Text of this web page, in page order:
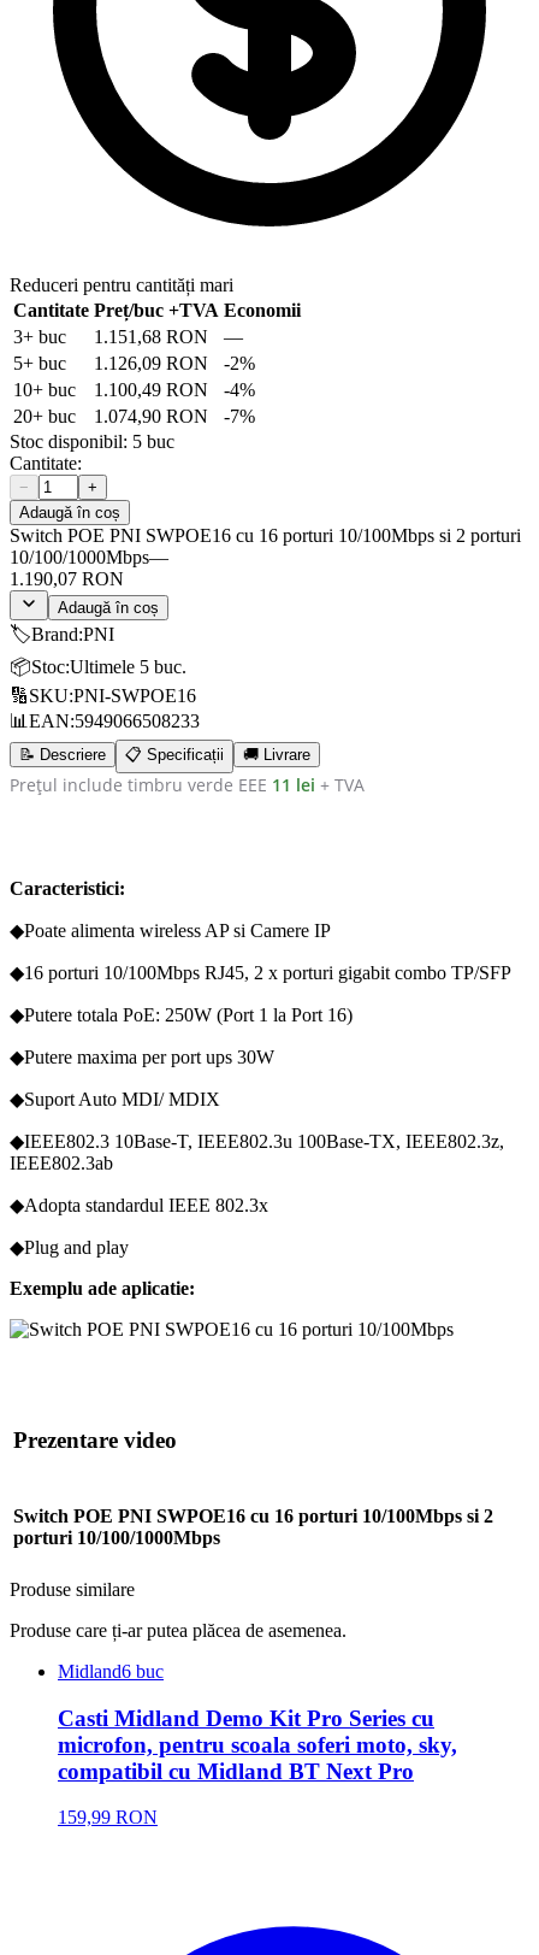
Reduceri pentru cantități mari
Cantitate Preț/buc +TVA Economii
3+ buc 1.151,68 RON
—
5+ buc 1.126,09 RON -2%
10+ buc 1.100,49 RON -4%
20+ buc 1.074,90 RON -7%
Stoc disponibil: 5 buc
Cantitate:
−
+
Adaugă în coș
Switch POE PNI SWPOE16 cu 16 porturi 10/100Mbps si 2 porturi
10/100/1000Mbps—
1.190,07 RON
Adaugă în coș
🏷️Brand:PNI
📦Stoc:Ultimele 5 buc.
🔢SKU:PNI-SWPOE16
📊 EAN:5949066508233
📝 Descriere 📋 Specificații 🚚 Livrare
Prețul include timbru verde EEE 11 lei + TVA
Caracteristici:
◆Poate alimenta wireless AP si Camere IP
◆16 porturi 10/100Mbps RJ45, 2 x porturi gigabit combo TP/SFP
◆Putere totala PoE: 250W (Port 1 la Port 16)
◆Putere maxima per port ups 30W
◆Suport Auto MDI/ MDIX
◆IEEE802.3 10Base-T, IEEE802.3u 100Base-TX, IEEE802.3z,
IEEE802.3ab
◆Adopta standardul IEEE 802.3x
◆Plug and play
Exemplu ade aplicatie:
Prezentare video
Switch POE PNI SWPOE16 cu 16 porturi 10/100Mbps si 2
porturi 10/100/1000Mbps
Produse similare
Produse care ți-ar putea plăcea de asemenea.
Midland6 buc
Casti Midland Demo Kit Pro Series cu
microfon, pentru scoala soferi moto, sky,
compatibil cu Midland BT Next Pro
159,99 RON